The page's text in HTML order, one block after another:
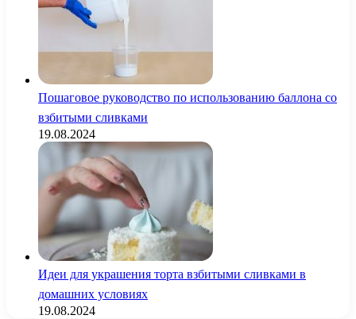
Пошаговое руководство по использованию баллона со
взбитыми сливками
19.08.2024
Идеи для украшения торта взбитыми сливками в
домашних условиях
19.08.2024